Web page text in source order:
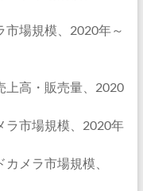
場規模、2020年～
高・販売量、2020
市場規模、2020年
メラ市場規模、